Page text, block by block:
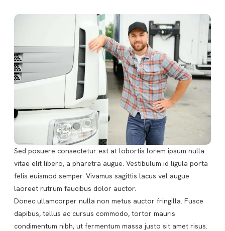
Sed posuere consectetur est at lobortis lorem ipsum nulla
vitae elit libero, a pharetra augue. Vestibulum id ligula porta
felis euismod semper. Vivamus sagittis lacus vel augue
laoreet rutrum faucibus dolor auctor.
Donec ullamcorper nulla non metus auctor fringilla. Fusce
dapibus, tellus ac cursus commodo, tortor mauris
condimentum nibh, ut fermentum massa justo sit amet risus.